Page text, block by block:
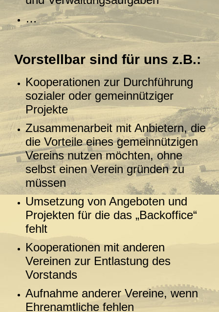
…
Vorstellbar sind für uns z.B.:
Kooperationen zur Durchführung
sozialer oder gemeinnütziger
Projekte
Zusammenarbeit mit Anbietern, die
die Vorteile eines gemeinnützigen
Vereins nutzen möchten, ohne
selbst einen Verein gründen zu
müssen
Umsetzung von Angeboten und
Projekten für die das „Backoffice“
fehlt
Kooperationen mit anderen
Vereinen zur Entlastung des
Vorstands
Aufnahme anderer Vereine, wenn
Ehrenamtliche fehlen